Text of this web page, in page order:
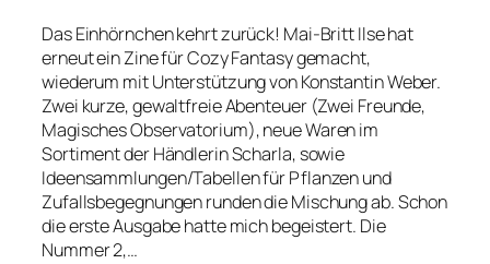
Das Einhörnchen kehrt zurück! Mai-Britt Ilse hat
erneut ein Zine für Cozy Fantasy gemacht,
wiederum mit Unterstützung von Konstantin Weber.
Zwei kurze, gewaltfreie Abenteuer (Zwei Freunde,
Magisches Observatorium), neue Waren im
Sortiment der Händlerin Scharla, sowie
Ideensammlungen/Tabellen für Pflanzen und
Zufallsbegegnungen runden die Mischung ab. Schon
die erste Ausgabe hatte mich begeistert. Die
Nummer 2,…